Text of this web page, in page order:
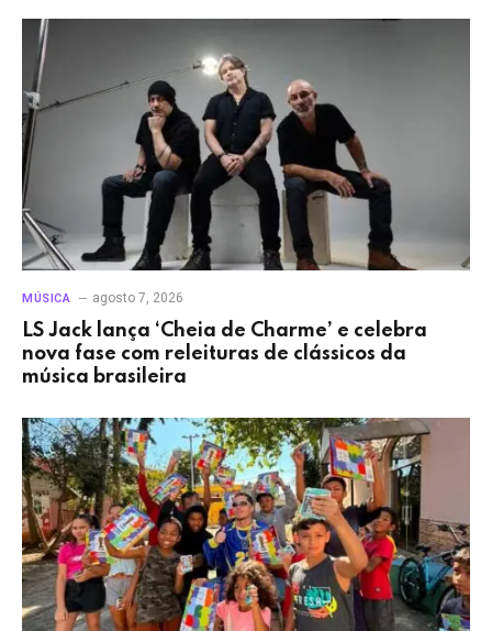
MÚSICA agosto 7, 2026
LS Jack lança ‘Cheia de Charme’ e celebra
nova fase com releituras de clássicos da
música brasileira